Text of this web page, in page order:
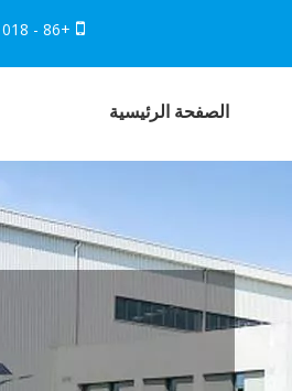

+86 - 17806251018
الصفحة الرئيسية